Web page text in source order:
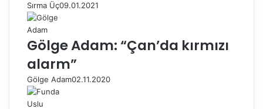
Sırma Üç09.01.2021
Gölge Adam: “Çan’da kırmızı
alarm”
Gölge Adam02.11.2020